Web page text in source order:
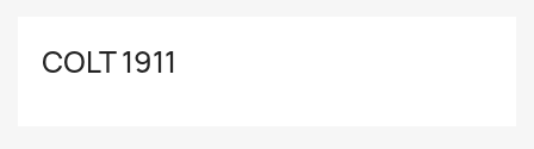
COLT 1911